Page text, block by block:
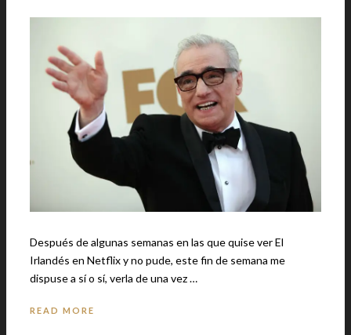
Después de algunas semanas en las que quise ver El
Irlandés en Netflix y no pude, este fin de semana me
dispuse a sí o sí, verla de una vez …
READ MORE